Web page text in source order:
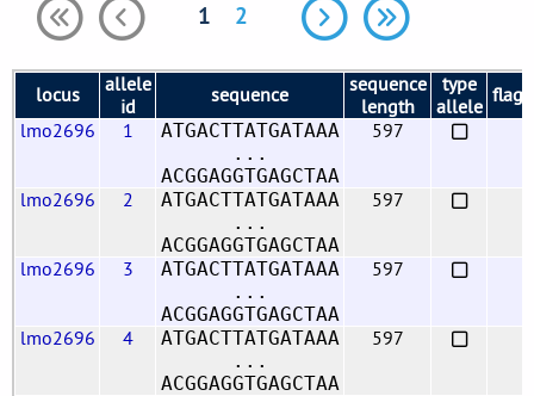
1 2
locus
allele
id
sequence
sequence
length
type
allele flags
lmo2696
1
ATGACTTATGATAAA
...
ACGGAGGTGAGCTAA
597
lmo2696 2
ATGACTTATGATAAA
...
ACGGAGGTGAGCTAA
597
lmo2696 3
ATGACTTATGATAAA
...
ACGGAGGTGAGCTAA
597
lmo2696 4
ATGACTTATGATAAA
...
ACGGAGGTGAGCTAA
597